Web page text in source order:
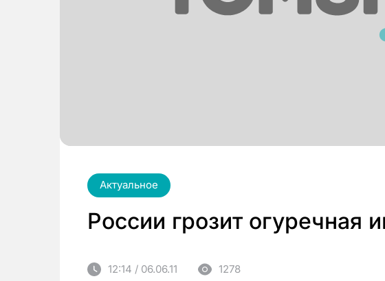
Актуальное
России грозит огуречная
12:14 / 06.06.11 1278